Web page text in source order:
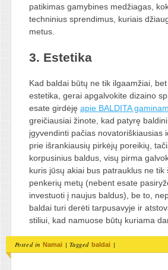
patikimas gamybines medžiagas,
techninius sprendimus, kuriais
metus.
3. Estetika
Kad baldai būtų ne tik ilgaamžiai,
estetika, gerai apgalvokite dizaino
esate girdėję apie BALDITA
greičiausiai žinote, kad patyrę
įgyvendinti pačias novatoriškiausias
prie išrankiausių pirkėjų poreikių,
korpusinius baldus, visų pirma
kuris jūsų akiai bus patrauklus ne tik
penkerių metų (nebent esate
investuoti į naujus baldus), be to,
baldai turi derėti tarpusavyje ir
stiliui, kad namuose būtų kuriama
Posted in Namai | Tagged baldai |